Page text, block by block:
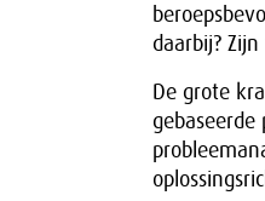
daarbij?
De grote